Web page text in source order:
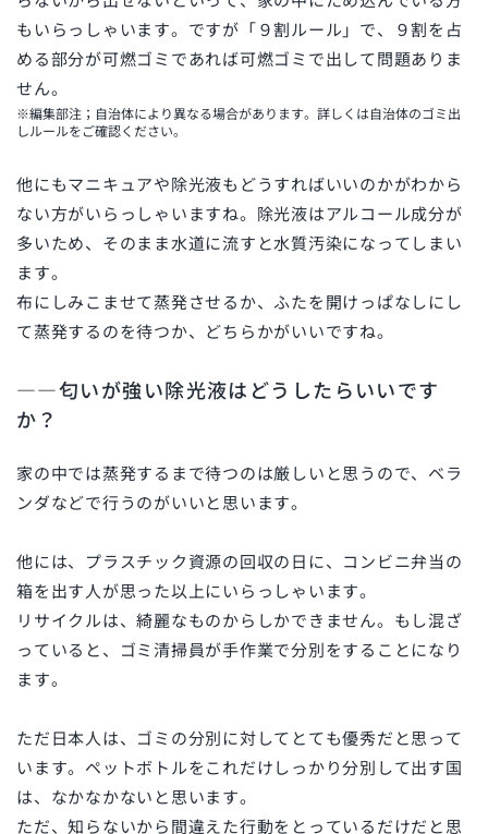
もいらっしゃいます。ですが「９割ルール」で、９割を占
める部分が可燃ゴミであれば可燃ゴミで出して問題ありま
せん。
※編集部注；自治体により異なる場合があります。詳しくは自治体のゴミ出
しルールをご確認ください。
他にもマニキュアや除光液もどうすればいいのかがわから
ない方がいらっしゃいますね。除光液はアルコール成分が
多いため、そのまま水道に流すと水質汚染になってしまい
ます。
布にしみこませて蒸発させるか、ふたを開けっぱなしにし
て蒸発するのを待つか、どちらかがいいですね。
――匂いが強い除光液はどうしたらいいです
か？
家の中では蒸発するまで待つのは厳しいと思うので、ベラ
ンダなどで行うのがいいと思います。
他には、プラスチック資源の回収の日に、コンビニ弁当の
箱を出す人が思った以上にいらっしゃいます。
リサイクルは、綺麗なものからしかできません。もし混ざ
っていると、ゴミ清掃員が手作業で分別をすることになり
ます。
ただ日本人は、ゴミの分別に対してとても優秀だと思って
います。ペットボトルをこれだけしっかり分別して出す国
は、なかなかないと思います。
ただ、知らないから間違えた行動をとっているだけだと思